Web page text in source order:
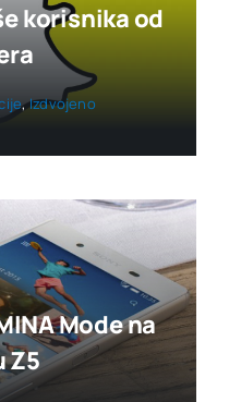
korisnika od
,Izdvojeno
Mode na
Z5